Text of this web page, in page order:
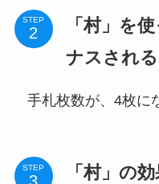
STEP
「村」を
ナスされる
手札枚数が、4枚に
STEP
「村」の